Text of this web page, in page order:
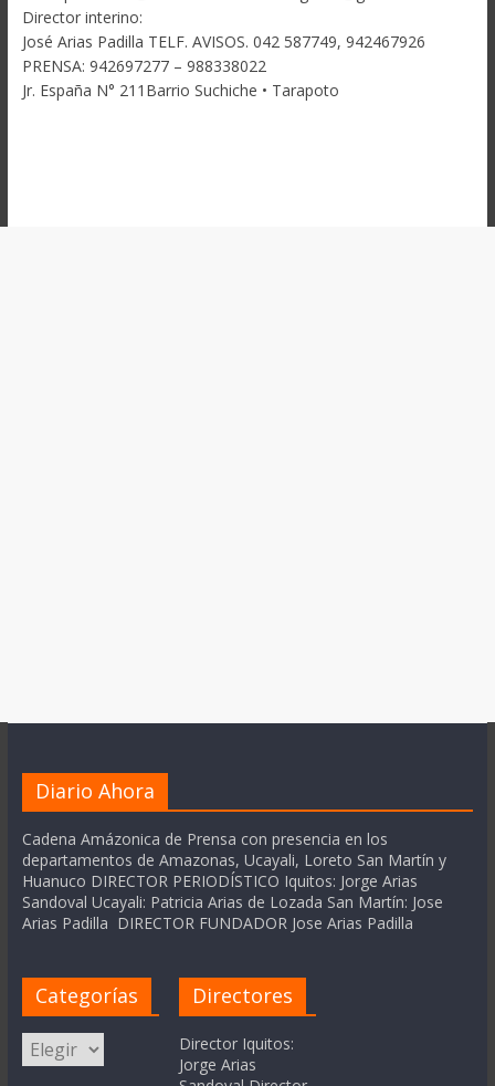
Director interino:
José Arias Padilla TELF. AVISOS. 042 587749, 942467926
PRENSA: 942697277 – 988338022
Jr. España N° 211Barrio Suchiche • Tarapoto
Diario Ahora
Cadena Amázonica de Prensa con presencia en los
departamentos de Amazonas, Ucayali, Loreto San Martín y
Huanuco DIRECTOR PERIODÍSTICO Iquitos: Jorge Arias
Sandoval Ucayali: Patricia Arias de Lozada San Martín: Jose
Arias Padilla DIRECTOR FUNDADOR Jose Arias Padilla
Categorías
Categorías
Directores
Director Iquitos:
Jorge Arias